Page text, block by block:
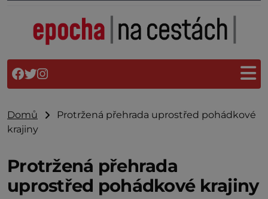
Domů
Protržená přehrada uprostřed pohádkové
krajiny
Protržená přehrada
uprostřed pohádkové krajiny